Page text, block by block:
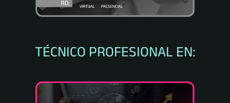
TÉCNICO PROFESIONAL EN: